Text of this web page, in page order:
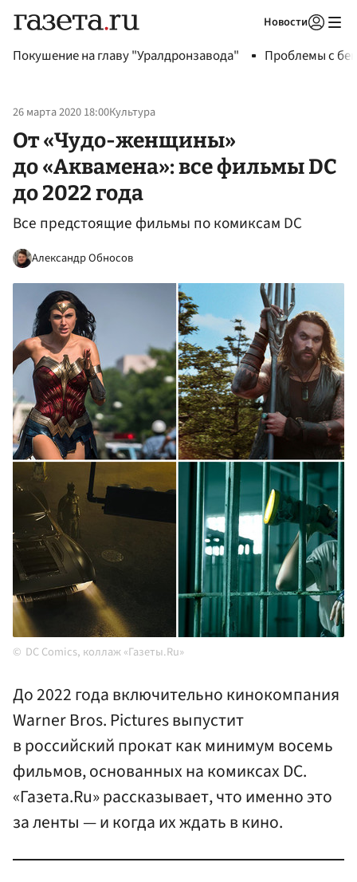
Новости
Покушение на главу "Уралдронзавода" Проблемы с
26 марта 2020 18:00Культура
От «Чудо-женщины»
до «Аквамена»: все фильмы DC
до 2022 года
Все предстоящие фильмы по комиксам DC
Александр Обносов
DC Comics, коллаж «Газеты.Ru»
До 2022 года включительно кинокомпания
Warner Bros. Pictures выпустит
в российский прокат как минимум восемь
фильмов, основанных на комиксах DC.
«Газета.Ru» рассказывает, что именно это
за ленты — и когда их ждать в кино.